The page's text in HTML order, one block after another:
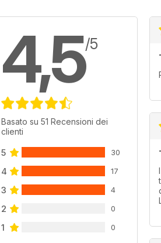
4,5/5
Basato su 51 Recensioni dei
clienti
5 30
4 17
3 4
2 0
1 0